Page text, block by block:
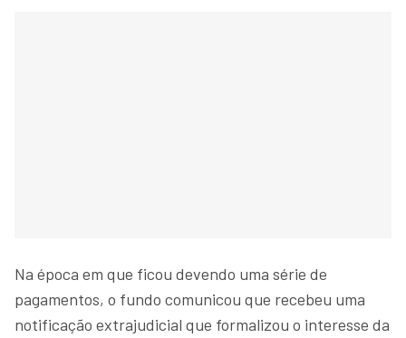
Na época em que ficou devendo uma série de
pagamentos, o fundo comunicou que recebeu uma
notificação extrajudicial que formalizou o interesse da